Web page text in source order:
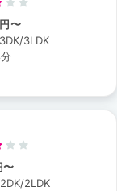
〜
3LDK
〜
2LDK